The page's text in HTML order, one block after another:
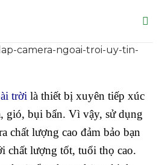
trời là thiết bị xuyên tiếp xúc
gió, bụi bẩn. Vì vậy, sử dụng
chất lượng cao đảm bảo bạn
chất lượng tốt, tuổi thọ cao.